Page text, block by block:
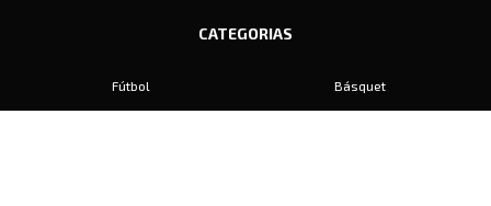
CATEGORIAS
Fútbol
Básquet